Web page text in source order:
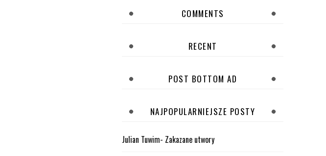
COMMENTS
RECENT
POST BOTTOM AD
NAJPOPULARNIEJSZE POSTY
Julian Tuwim- Zakazane utwory